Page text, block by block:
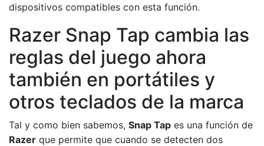
dispositivos compatibles con esta función.
Razer Snap Tap cambia las
reglas del juego ahora
también en portátiles y
otros teclados de la marca
Tal y como bien sabemos, Snap Tap es una función de
Razer que permite que cuando se detecten dos